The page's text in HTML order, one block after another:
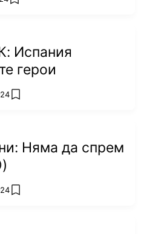
add favorites
Испания
герои
add favorites
Няма да спрем
add favorites